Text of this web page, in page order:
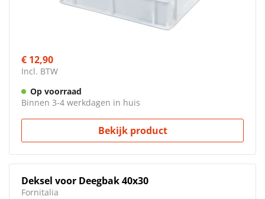
€ 12,90
Incl. BTW
Op voorraad
Binnen 3-4 werkdagen in huis
Bekijk product
Deksel voor Deegbak 40x30
Fornitalia